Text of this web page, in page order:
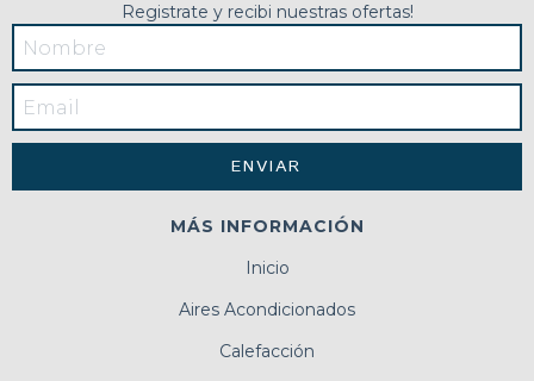
Registrate y recibi nuestras ofertas!
MÁS INFORMACIÓN
Inicio
Aires Acondicionados
Calefacción